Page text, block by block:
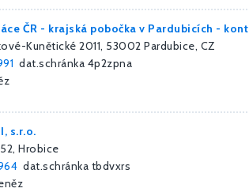
ČR - krajská pobočka v Pardubicích -
Kunětické 2011, 53002 Pardubice, CZ
dat.schránka 4p2zpna
s.r.o.
Hrobice
dat.schránka tbdvxrs